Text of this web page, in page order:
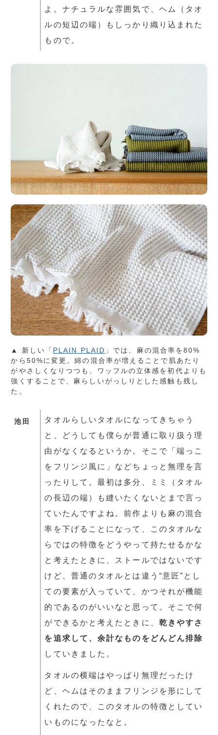
よ。ナチュラルな雰囲気で、ヘム（タオ
ルの短辺の端）もしっかり織り込まれた
もので。
▲ 新しい「 PLAIN PLAID 」では、麻の混合率を80%
から50%に変更。綿の混合率が増えることで肌あたり
がやさしくなりつつも、ワッフルの立体感を初代よりも
強くすることで、麻らしいがっしりとした感触も残し
た。
池田
タオルらしいタオルになってきちゃう
と、どうしても僕らが普通に取り扱う理
由がなくなるというか。そこで「端っこ
をフリンジ風に」などちょっと無理を言
ったりして。最初は多分、ミミ（タオル
の長辺の端）も縫いたくないとまで言っ
ていたんですよね。前作よりも麻の混合
率を下げることになって、このタオルな
らではの特徴をどうやって持たせるかな
と考えたときに、ストールではないです
けど、普通のタオルとは違う“意匠”とし
ての要素が入っていて、かつそれが機能
的であるのがいいなと思って。そこで何
ができるかと考えたときに、 乾きやすさ
を追求して、余計なものをどんどん排除
していきました。
タオルの横端はやっぱり無理だったけ
ど、ヘムはそのままフリンジを形にして
くれたので、このタオルの特徴としてい
いものになったなと。